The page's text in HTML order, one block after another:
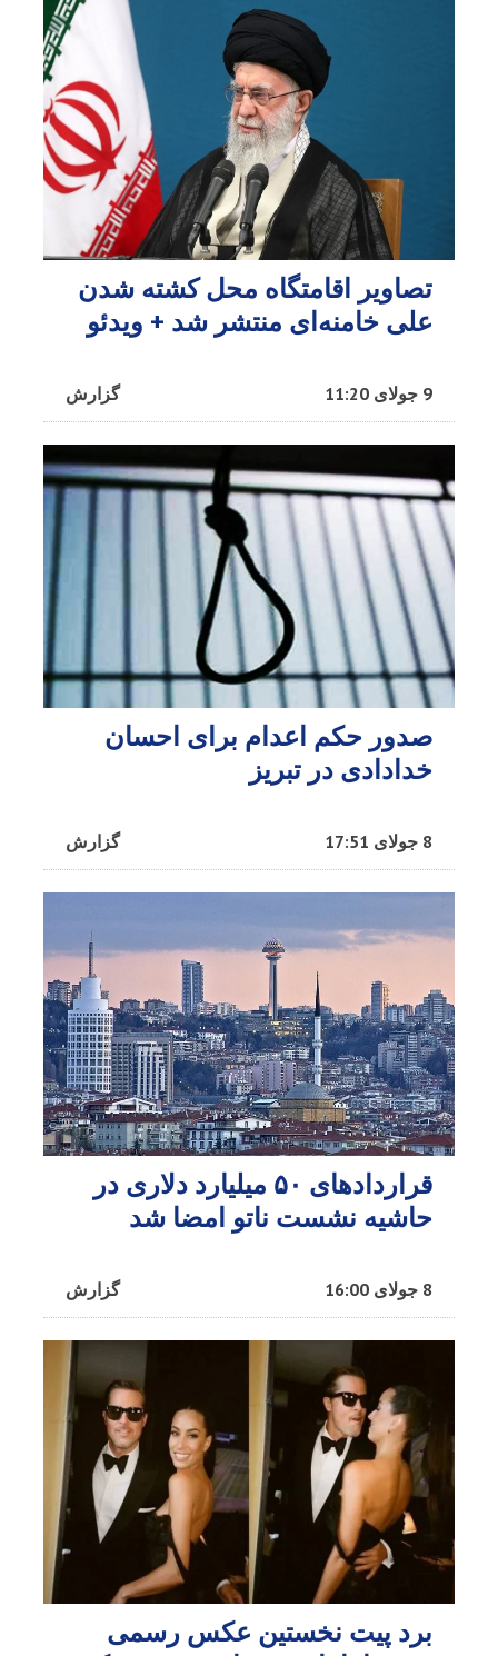
تصاویر اقامتگاه محل کشته شدن
علی خامنه‌ای منتشر شد + ویدئو
گزارش 9 جولای 11:20
صدور حکم اعدام برای احسان
خدادادی در تبریز
گزارش 8 جولای 17:51
قراردادهای ۵۰ میلیارد دلاری در
حاشیه نشست ناتو امضا شد
گزارش 8 جولای 16:00
برد پیت نخستین عکس رسمی